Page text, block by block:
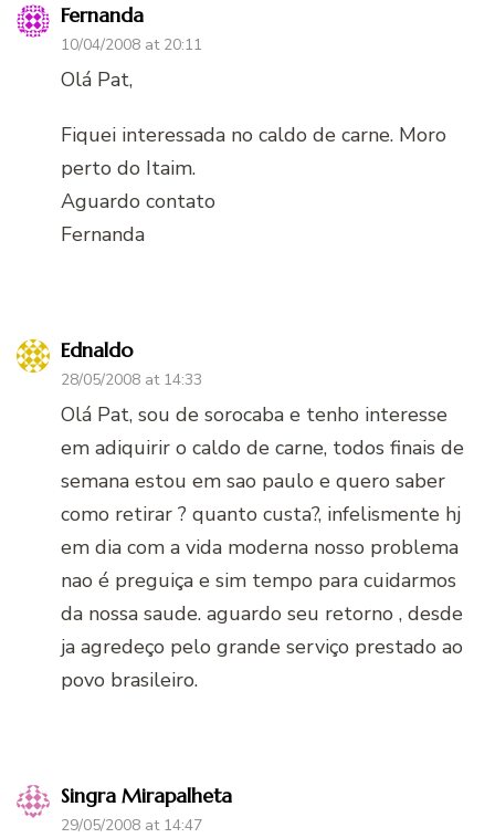
Fernanda
10/04/2008 at 20:11
Olá Pat,
Fiquei interessada no caldo de carne. Moro
perto do Itaim.
Aguardo contato
Fernanda
Ednaldo
28/05/2008 at 14:33
Olá Pat, sou de sorocaba e tenho interesse
em adiquirir o caldo de carne, todos finais de
semana estou em sao paulo e quero saber
como retirar ? quanto custa?, infelismente hj
em dia com a vida moderna nosso problema
nao é preguiça e sim tempo para cuidarmos
da nossa saude. aguardo seu retorno , desde
ja agredeço pelo grande serviço prestado ao
povo brasileiro.
Singra Mirapalheta
29/05/2008 at 14:47